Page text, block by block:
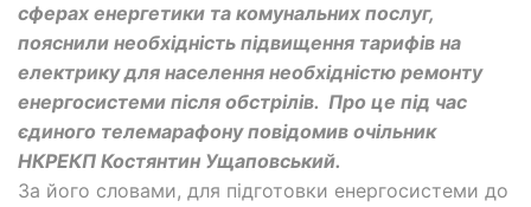
сферах енергетики та комунальних послуг,
пояснили необхідність підвищення тарифів на
електрику для населення необхідністю ремонту
енергосистеми після обстрілів. Про це під час
єдиного телемарафону повідомив очільник
НКРЕКП Костянтин Ущаповський.
За його словами, для підготовки енергосистеми до